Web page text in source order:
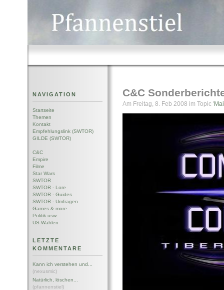
NAVIGATION
Startseite
Themen
Kontakt
Empfehlungslink (SWTOR)
GILDE (SWTOR)
C&C
Empire
Filme
Star Wars
SWTOR
SWTOR - Lore
SWTOR - Guides
SWTOR - Umfragen
Games & more
Politik usw.
US-Wahlen
LETZTE
KOMMENTARE
Kann ich verstehen und...
(nexusmic)
Natürlich, löschen...
(pfannenstiel)
C&C
Am Freitag, 8. Feb 2008 im Topic '